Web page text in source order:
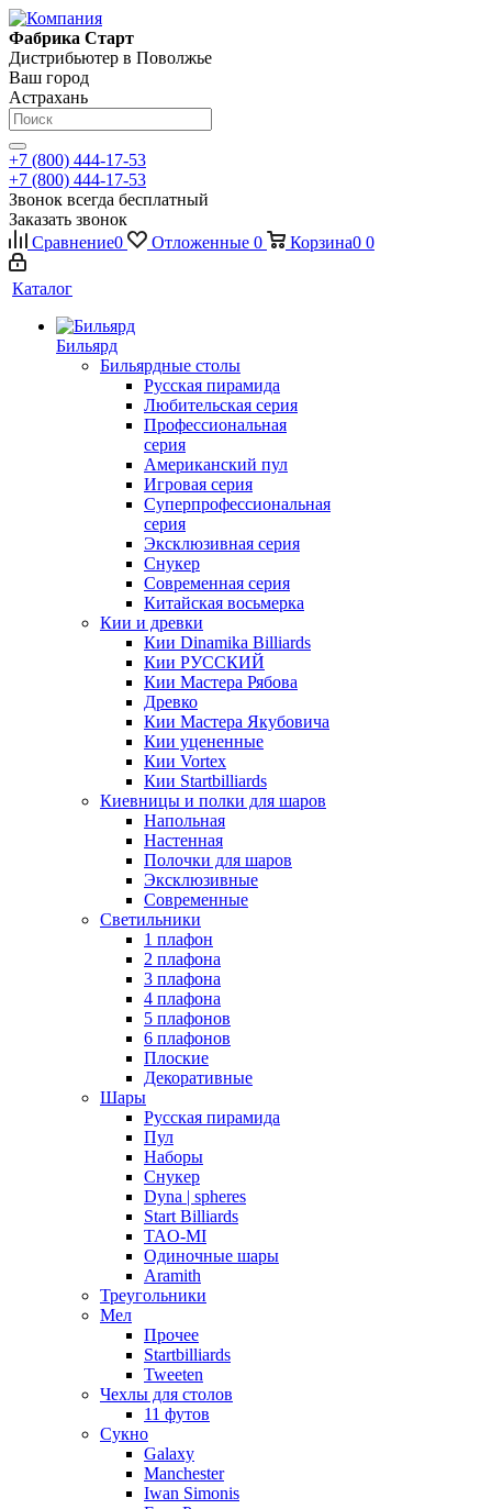
Фабрика Старт
Дистрибьютер в Поволжье
Ваш город
Астрахань
+7 (800) 444-17-53
+7 (800) 444-17-53
Звонок всегда бесплатный
Заказать звонок
Сравнение0 Отложенные 0 Корзина0 0
Каталог
Бильярд
Бильярдные столы
Русская пирамида
Любительская серия
Профессиональная
серия
Американский пул
Игровая серия
Суперпрофессиональная
серия
Эксклюзивная серия
Снукер
Современная серия
Китайская восьмерка
Кии и древки
Кии Dinamika Billiards
Кии РУССКИЙ
Кии Мастера Рябова
Древко
Кии Мастера Якубовича
Кии уцененные
Кии Vortex
Кии Startbilliards
Киевницы и полки для шаров
Напольная
Настенная
Полочки для шаров
Эксклюзивные
Современные
Светильники
1 плафон
2 плафона
3 плафона
4 плафона
5 плафонов
6 плафонов
Плоские
Декоративные
Шары
Русская пирамида
Пул
Наборы
Снукер
Dyna | spheres
Start Billiards
TAO-MI
Одиночные шары
Aramith
Треугольники
Мел
Прочее
Startbilliards
Tweeten
Чехлы для столов
11 футов
Сукно
Galaxy
Manchester
Iwan Simonis